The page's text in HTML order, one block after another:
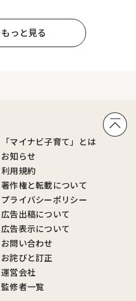
っと見る
「マイナビ子育て」とは
お知らせ
利用規約
著作権と転載について
プライバシーポリシー
広告出稿について
広告表示について
お問い合わせ
お詫びと訂正
運営会社
監修者一覧